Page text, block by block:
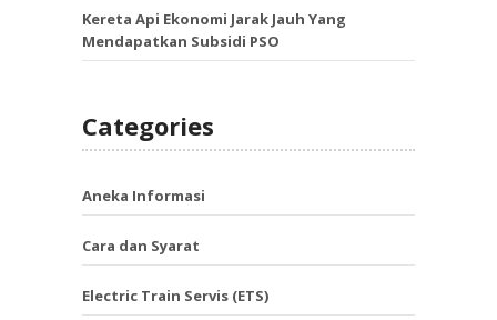
Kereta Api Ekonomi Jarak Jauh Yang
Mendapatkan Subsidi PSO
Categories
Aneka Informasi
Cara dan Syarat
Electric Train Servis (ETS)